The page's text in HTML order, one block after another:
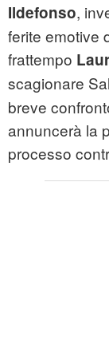
Ildefonso,
ferite emotive
frattempo
scagionare
breve
annuncerà la
processo